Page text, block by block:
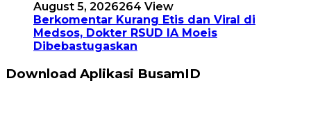
August 5, 2026264 View
Berkomentar Kurang Etis dan Viral di
Medsos, Dokter RSUD IA Moeis
Dibebastugaskan
Download Aplikasi BusamID